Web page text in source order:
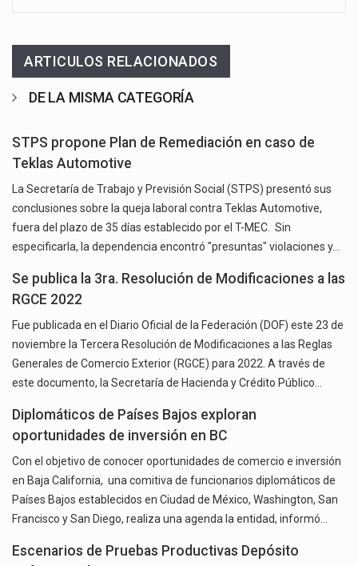
ARTICULOS RELACIONADOS
DE LA MISMA CATEGORÍA
STPS propone Plan de Remediación en caso de
Teklas Automotive
La Secretaría de Trabajo y Previsión Social (STPS) presentó sus
conclusiones sobre la queja laboral contra Teklas Automotive,
fuera del plazo de 35 días establecido por el T-MEC. Sin
especificarla, la dependencia encontró "presuntas" violaciones y…
Se publica la 3ra. Resolución de Modificaciones a las
RGCE 2022
Fue publicada en el Diario Oficial de la Federación (DOF) este 23 de
noviembre la Tercera Resolución de Modificaciones a las Reglas
Generales de Comercio Exterior (RGCE) para 2022. A través de
este documento, la Secretaría de Hacienda y Crédito Público…
Diplomáticos de Países Bajos exploran
oportunidades de inversión en BC
Con el objetivo de conocer oportunidades de comercio e inversión
en Baja California, una comitiva de funcionarios diplomáticos de
Países Bajos establecidos en Ciudad de México, Washington, San
Francisco y San Diego, realiza una agenda la entidad, informó…
Escenarios de Pruebas Productivas Depósito